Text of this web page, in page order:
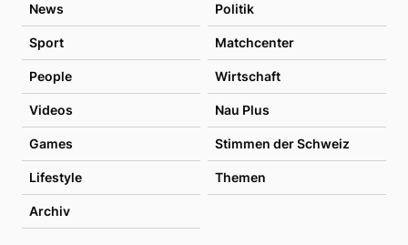
News Politik
Sport Matchcenter
People Wirtschaft
Videos Nau Plus
Games Stimmen der Schweiz
Lifestyle Themen
Archiv